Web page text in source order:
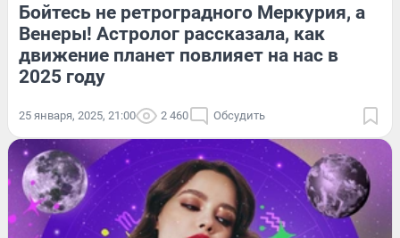
Бойтесь не ретроградного Меркурия, а
Венеры! Астролог рассказала, как
движение планет повлияет на нас в
2025 году
25 января, 2025, 21:00 2 460 Обсудить